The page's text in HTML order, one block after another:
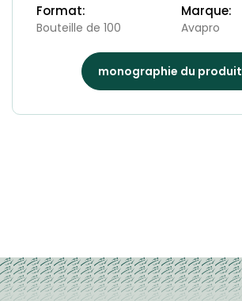
Format:
Bouteille de 100
Marque:
Avapro
monographie du produit